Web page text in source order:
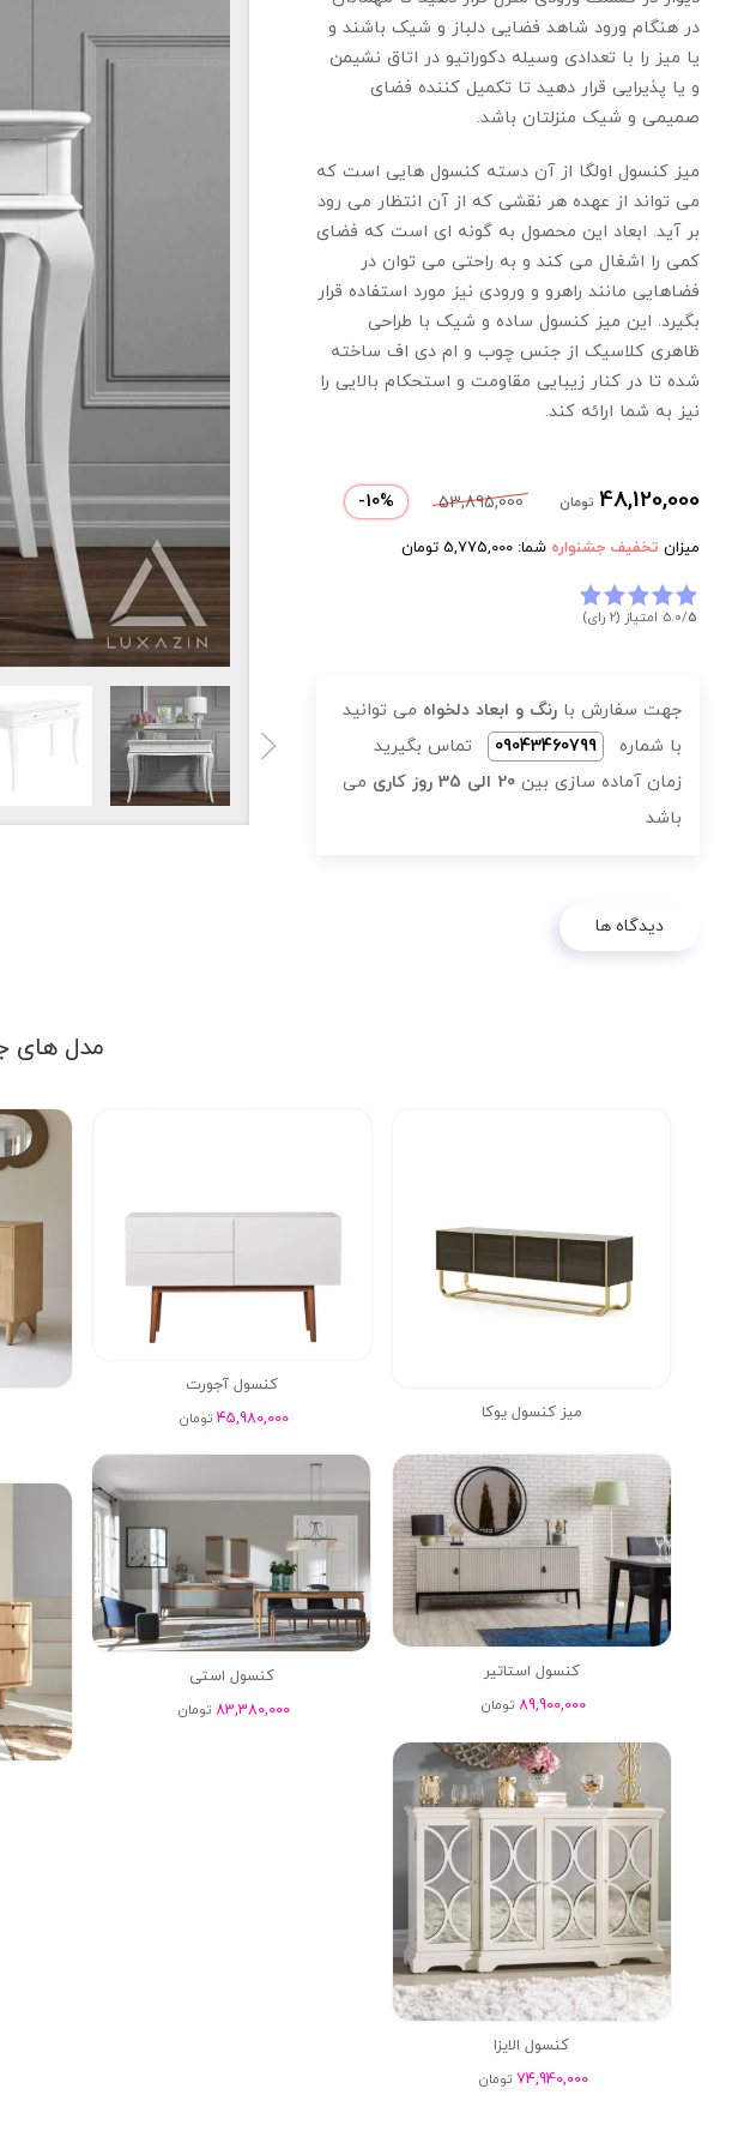
در هنگام ورود شاهد فضایی دلباز و شیک باشند و
یا میز را با تعدادی وسیله دکوراتیو در اتاق نشیمن
و یا پذیرایی قرار دهید تا تکمیل کننده فضای
صمیمی و شیک منزلتان باشد.
میز کنسول اولگا از آن دسته کنسول هایی است که
می تواند از عهده هر نقشی که از آن انتظار می رود
بر آید. ابعاد این محصول به گونه ای است که فضای
کمی را اشغال می کند و به راحتی می توان در
فضاهایی مانند راهرو و ورودی نیز مورد استفاده قرار
بگیرد. این میز کنسول ساده و شیک با طراحی
ظاهری کلاسیک از جنس چوب و ام دی اف ساخته
شده تا در کنار زیبایی مقاومت و استحکام بالایی را
نیز به شما ارائه کند.
48,120,000 تومان 53,895,000
10%
-
میزان تخفیف جشنواره شما: 5,775,000 تومان
5.0/5 امتیاز (2 رای)
جهت سفارش با رنگ و ابعاد دلخواه می توانید
با شماره
09043460799
تماس بگیرید
زمان آماده سازی بین 20 الی 35 روز کاری
می
باشد
دیدگاه ها
مدل های
میز کنسول یوکا
کنسول آجورت
45,980,000 تومان
کنسول استاتیر
89,900,000 تومان
کنسول استی
83,380,000 تومان
کنسول الایزا
74,940,000 تومان